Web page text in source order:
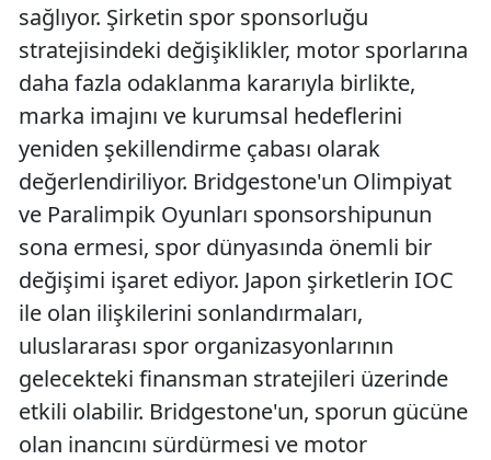
sağlıyor. Şirketin spor sponsorluğu
stratejisindeki değişiklikler, motor sporlarına
daha fazla odaklanma kararıyla birlikte,
marka imajını ve kurumsal hedeflerini
yeniden şekillendirme çabası olarak
değerlendiriliyor. Bridgestone'un Olimpiyat
ve Paralimpik Oyunları sponsorshipunun
sona ermesi, spor dünyasında önemli bir
değişimi işaret ediyor. Japon şirketlerin IOC
ile olan ilişkilerini sonlandırmaları,
uluslararası spor organizasyonlarının
gelecekteki finansman stratejileri üzerinde
etkili olabilir. Bridgestone'un, sporun gücüne
olan inancını sürdürmesi ve motor